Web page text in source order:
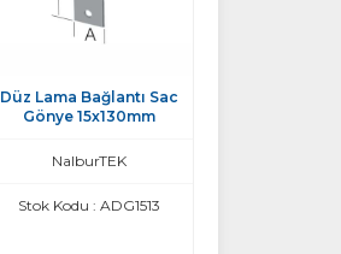
Düz Lama Bağlantı Sac
Gönye 15x130mm
NalburTEK
Stok Kodu : ADG1513